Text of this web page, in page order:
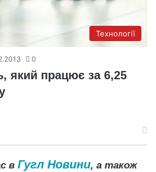
Технології
0
який працює за 6,25
в Гугл Новини, а також